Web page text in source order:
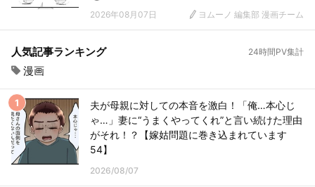
2026年08月07日 ヨムーノ 編集部 漫画チーム
人気記事ランキング 24時間PV集計
漫画
夫が母親に対しての本音を激白！「俺…本心じ
ゃ…」妻に“うまくやってくれ”と言い続けた理由
がそれ！？【嫁姑問題に巻き込まれています
54】
2026/08/07